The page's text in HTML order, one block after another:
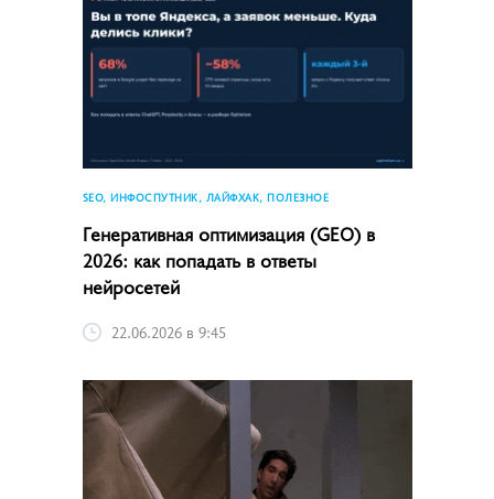
SEO, ИНФОСПУТНИК, ЛАЙФХАК, ПОЛЕЗНОЕ
Генеративная оптимизация (GEO) в
2026: как попадать в ответы
нейросетей
22.06.2026 в 9:45